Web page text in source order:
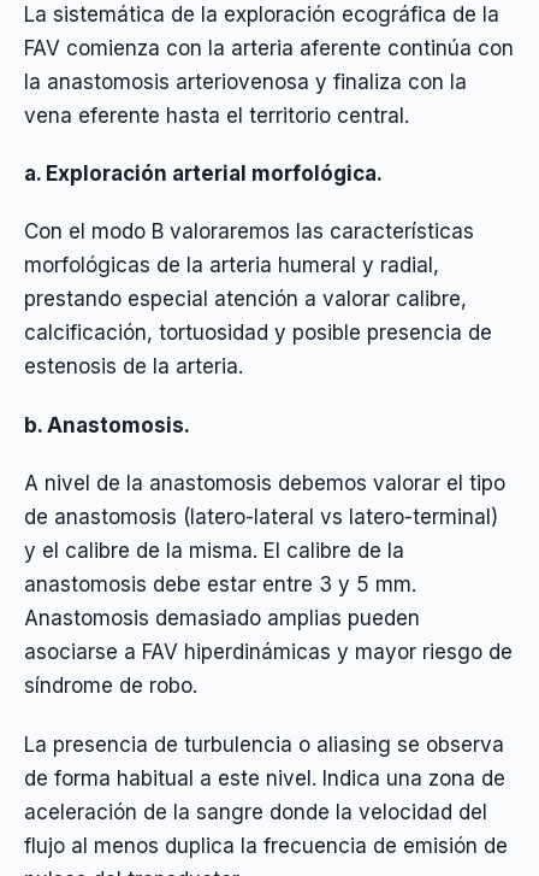
La sistemática de la exploración ecográfica de la
FAV comienza con la arteria aferente continúa con
la anastomosis arteriovenosa y finaliza con la
vena eferente hasta el territorio central.
a. Exploración arterial morfológica.
Con el modo B valoraremos las características
morfológicas de la arteria humeral y radial,
prestando especial atención a valorar calibre,
calcificación, tortuosidad y posible presencia de
estenosis de la arteria.
b. Anastomosis.
A nivel de la anastomosis debemos valorar el tipo
de anastomosis (latero-lateral vs latero-terminal)
y el calibre de la misma. El calibre de la
anastomosis debe estar entre 3 y 5 mm.
Anastomosis demasiado amplias pueden
asociarse a FAV hiperdinámicas y mayor riesgo de
síndrome de robo.
La presencia de turbulencia o aliasing se observa
de forma habitual a este nivel. Indica una zona de
aceleración de la sangre donde la velocidad del
flujo al menos duplica la frecuencia de emisión de